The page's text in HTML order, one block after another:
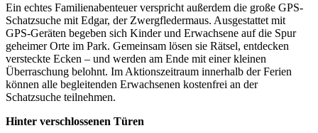
Ein echtes Familienabenteuer verspricht außerdem die große GPS-
Schatzsuche mit Edgar, der Zwergfledermaus. Ausgestattet mit
GPS-Geräten begeben sich Kinder und Erwachsene auf die Spur
geheimer Orte im Park. Gemeinsam lösen sie Rätsel, entdecken
versteckte Ecken – und werden am Ende mit einer kleinen
Überraschung belohnt. Im Aktionszeitraum innerhalb der Ferien
können alle begleitenden Erwachsenen kostenfrei an der
Schatzsuche teilnehmen.
Hinter verschlossenen Türen